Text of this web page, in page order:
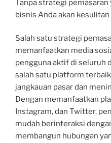
Tanpa strategi pemasaran
bisnis Anda akan kesulitan
Salah satu strategi
memanfaatkan media
pengguna aktif di seluruh
salah satu platform
jangkauan pasar dan
Dengan memanfaatkan
Instagram, dan Twitter,
mudah berinteraksi
membangun hubungan